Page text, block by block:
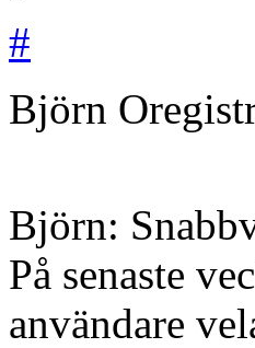
#
Björn
Björn:
På senaste
användare